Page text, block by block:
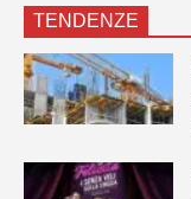
TENDENZE